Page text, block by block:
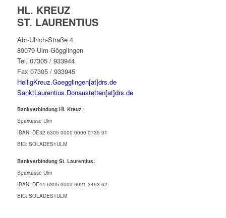
HL. KREUZ
ST. LAURENTIUS
Abt-Ulrich-Straße 4
89079 Ulm-Gögglingen
Tel. 07305 / 933944
Fax 07305 / 933945
HeiligKreuz.Goegglingen[at]drs.de
SanktLaurentius.Donaustetten[at]drs.de
Bankverbindung Hl. Kreuz:
Sparkasse Ulm
IBAN: DE32 6305 0000 0000 0735 01
BIC: SOLADES1ULM
Bankverbindung St. Laurentius:
Sparkasse Ulm
IBAN: DE44 6305 0000 0021 3493 62
BIC: SOLADES1ULM